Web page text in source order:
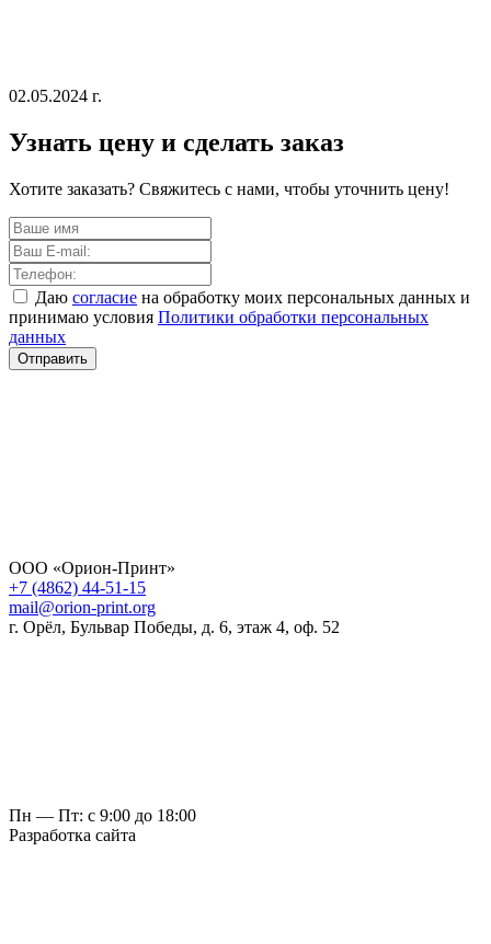
02.05.2024 г.
Узнать цену и сделать заказ
Хотите заказать? Свяжитесь с нами, чтобы уточнить цену!
Даю согласие на обработку моих персональных данных и
принимаю условия Политики обработки персональных
данных
Отправить
ООО «Орион-Принт»
+7 (4862) 44-51-15
mail@orion-print.org
г. Орёл, Бульвар Победы, д. 6, этаж 4, оф. 52
Пн — Пт: с 9:00 до 18:00
Разработка сайта